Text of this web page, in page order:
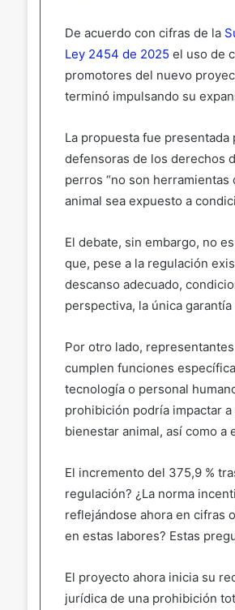
De acuerdo con cifras de la
Ley 2454 de 2025 el uso de
promotores del nuevo
terminó impulsando su
La propuesta fue presentada
defensoras de los derechos
perros “no son herramientas
animal sea expuesto a
El debate, sin embargo, no
que, pese a la regulación
descanso adecuado,
perspectiva, la única
Por otro lado,
cumplen funciones
tecnología o personal
prohibición podría impactar
bienestar animal, así como
El incremento del 375,9 %
regulación? ¿La norma
reflejándose ahora en cifras
en estas labores? Estas
El proyecto ahora inicia su
jurídica de una prohibición